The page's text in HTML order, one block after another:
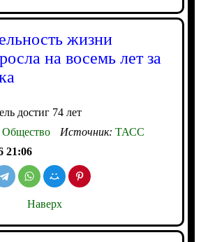
жизни
на восемь лет за
достиг 74 лет
Источник: ТАСС
21:06
Наверх